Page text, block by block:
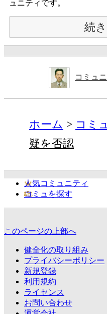
ュニティです。
続
コミュ
ホーム コミ
疑を否認
人気コミュニティ
コミュを探す
このページの上部へ
健全化の取り組み
プライバシーポリシー
新規登録
利用規約
ライセンス
お問い合わせ